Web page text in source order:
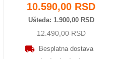
10.590,00 RSD
Ušteda 1.900,00 RSD
12.490,00 RSD
Besplatna dostava